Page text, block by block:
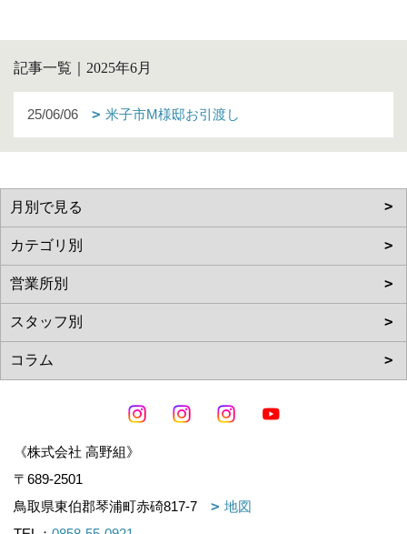
記事一覧｜2025年6月
25/06/06 米子市M様邸お引渡し
《株式会社 高野組》
〒689-2501
鳥取県東伯郡琴浦町赤碕817-7
地図